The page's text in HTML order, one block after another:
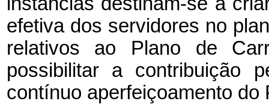
efetiva dos servidores no
relativos ao Plano de
possibilitar a contribuição
contínuo aperfeiçoamento do